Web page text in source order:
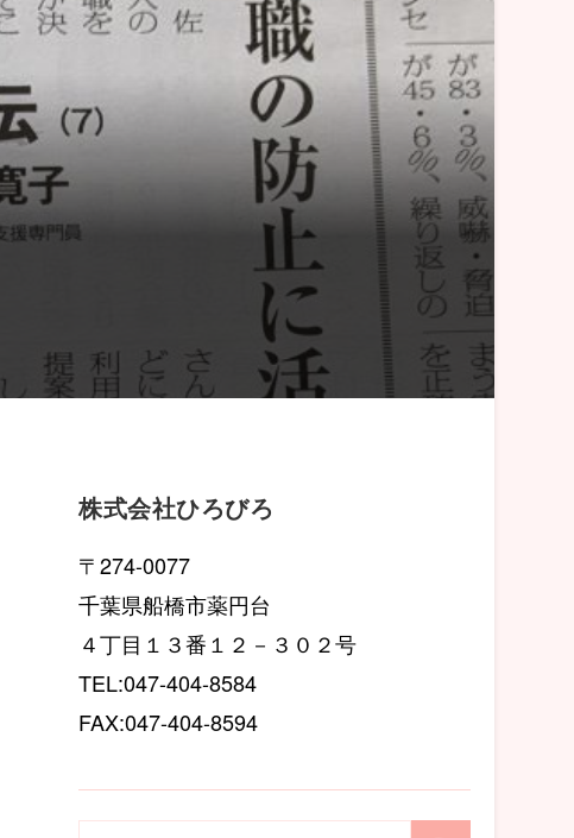
株式会社ひろびろ
〒274-0077
千葉県船橋市薬円台
４丁目１３番１２－３０２号
TEL:047-404-8584
FAX:047-404-8594